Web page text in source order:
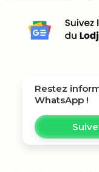
Restez
WhatsApp !